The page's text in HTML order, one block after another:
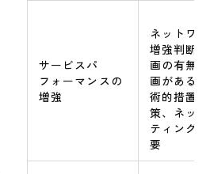
サービスパ
フォーマンスの
増強
ネットワ
増強判断
画の有無
画がある
術的措置
策、ネッ
ティング
要